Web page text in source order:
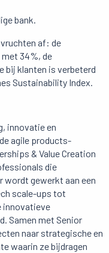
bank.
vruchten af: de
34%, de
klanten is verbeterd
Sustainability Index.
innovatie en
agile products-
& Value Creation
die
gewerkt aan een
scale-ups tot
innovatieve
Samen met Senior
naar strategische en
waarin ze bijdragen